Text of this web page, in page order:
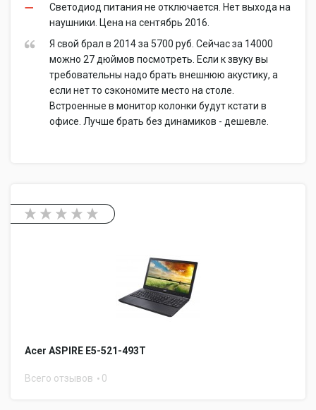
Светодиод питания не отключается. Нет выхода на
наушники. Цена на сентябрь 2016.
Я свой брал в 2014 за 5700 руб. Сейчас за 14000
можно 27 дюймов посмотреть. Если к звуку вы
требовательны надо брать внешнюю акустику, а
если нет то сэкономите место на столе.
Встроенные в монитор колонки будут кстати в
офисе. Лучше брать без динамиков - дешевле.
Acer ASPIRE E5-521-493T
Всего отзывов 0